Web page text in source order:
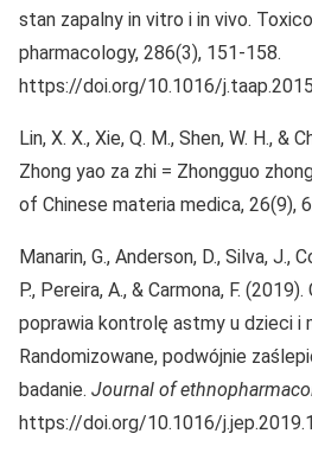
stan zapalny in vitro i in vivo.
pharmacology, 286(3), 151-158.
https://doi.org/10.1016/
Lin, X. X., Xie, Q. M., Shen, W. H., &
Zhong yao za zhi = Zhongguo
of Chinese materia medica, 26(9),
Manarin, G., Anderson, D., Silva, J.,
P., Pereira, A., & Carmona, F.
poprawia kontrolę astmy u dzieci i
Randomizowane, podwójnie
badanie. Journal of
https://doi.org/10.1016/